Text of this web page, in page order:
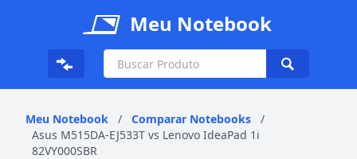
Meu Notebook
Meu Notebook / Comparar Notebooks
/
Asus M515DA-EJ533T vs Lenovo IdeaPad 1i
82VY000SBR